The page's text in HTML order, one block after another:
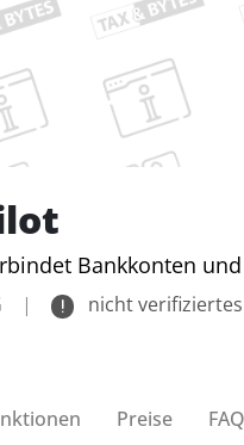
Bankkonten
| nicht
Preise FAQ